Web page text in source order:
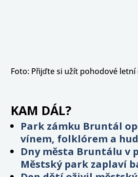
Foto: Přijďte si užít pohodové
KAM DÁL?
Park zámku Bruntál
vínem, folklórem a
Dny města Bruntálu v
Městský park zaplaví